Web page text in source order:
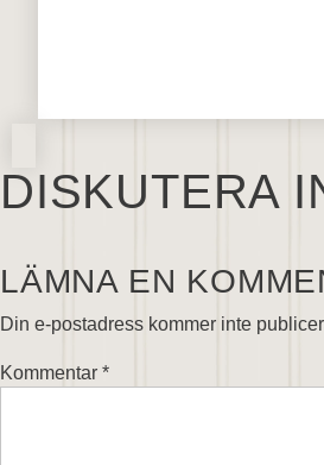
DISKUTERA
LÄMNA EN
Din e-postadress kommer inte
Kommentar *